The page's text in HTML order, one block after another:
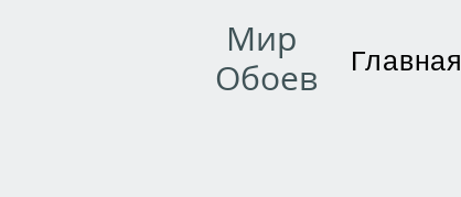
Мир
Обоев
Главная